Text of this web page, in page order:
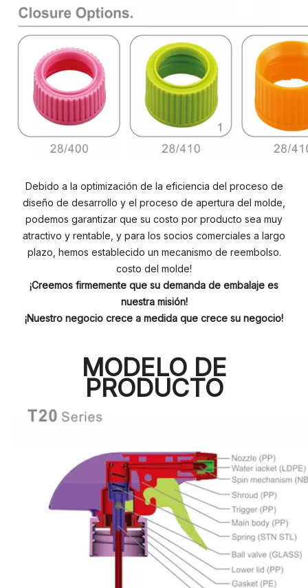
Debido a la optimización de la eficiencia del proceso de
diseño de desarrollo y el proceso de apertura del molde,
podemos garantizar que su costo por producto sea muy
atractivo y rentable, y para los socios comerciales a largo
plazo, hemos establecido un mecanismo de reembolso.
costo del molde!
¡Creemos firmemente que su demanda de embalaje es
nuestra misión!
¡Nuestro negocio crece a medida que crece su negocio!
MODELO DE
PRODUCTO